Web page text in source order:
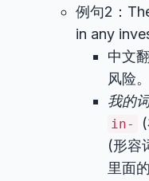
例句2：
in any
中文
风险。
我的
in-
(形容
里面